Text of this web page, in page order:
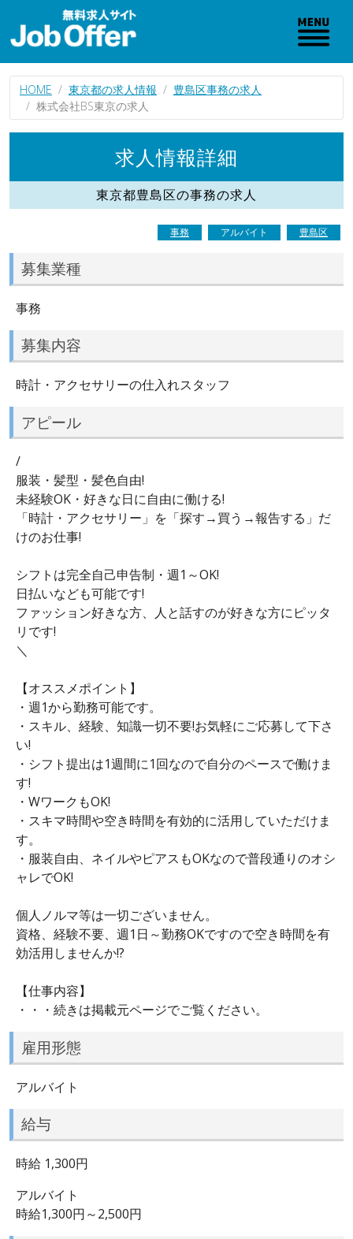
HOME 東京都の求人情報
豊島区事務の求人
株式会社BS東京の求人
求人情報詳細
東京都豊島区の事務の求人
事務 アルバイト 豊島区
募集業種
事務
募集内容
時計・アクセサリーの仕入れスタッフ
アピール
/
服装・髪型・髪色自由!
未経験OK・好きな日に自由に働ける!
「時計・アクセサリー」を「探す→買う→報告する」だ
けのお仕事!
シフトは完全自己申告制・週1～OK!
日払いなども可能です!
ファッション好きな方、人と話すのが好きな方にピッタ
リです!
＼
【オススメポイント】
・週1から勤務可能です。
・スキル、経験、知識一切不要!お気軽にご応募して下さ
い!
・シフト提出は1週間に1回なので自分のペースで働けま
す!
・WワークもOK!
・スキマ時間や空き時間を有効的に活用していただけま
す。
・服装自由、ネイルやピアスもOKなので普段通りのオシ
ャレでOK!
個人ノルマ等は一切ございません。
資格、経験不要、週1日～勤務OKですので空き時間を有
効活用しませんか!?
【仕事内容】
・・・続きは掲載元ページでご覧ください。
雇用形態
アルバイト
給与
時給 1,300円
アルバイト
時給1,300円～2,500円